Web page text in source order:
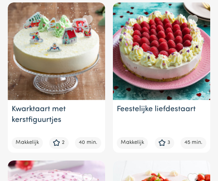
Kwarktaart met
kerstfiguurtjes
Makkelijk 2 40 min.
Feestelijke liefdestaart
Makkelijk 3 45 min.